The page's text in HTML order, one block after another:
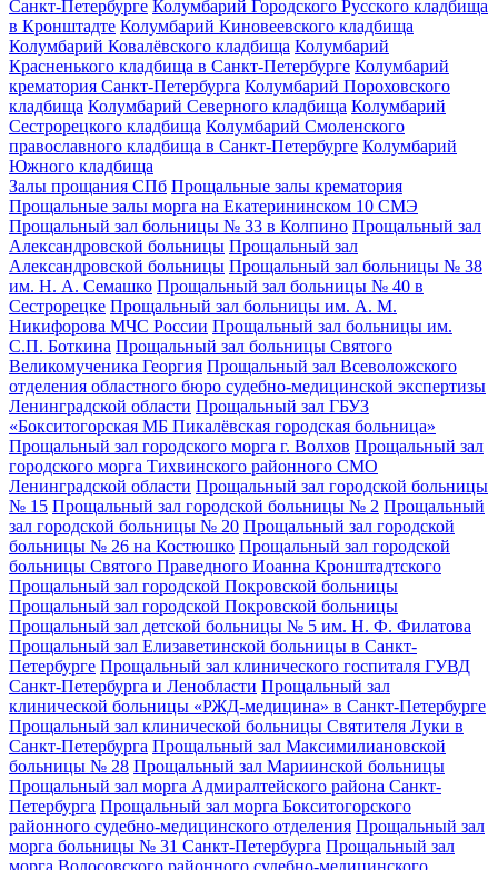
Санкт-Петербурге Колумбарий Городского Русского кладбища
в Кронштадте Колумбарий Киновеевского кладбища
Колумбарий Ковалёвского кладбища Колумбарий
Красненького кладбища в Санкт-Петербурге Колумбарий
крематория Cанкт-Петербурга Колумбарий Пороховского
кладбища Колумбарий Северного кладбища Колумбарий
Сестрорецкого кладбища Колумбарий Смоленского
православного кладбища в Санкт-Петербурге Колумбарий
Южного кладбища
Залы прощания СПб Прощальные залы крематория
Прощальные залы морга на Екатерининском 10 СМЭ
Прощальный зал больницы № 33 в Колпино Прощальный зал
Александровской больницы Прощальный зал
Александровской больницы Прощальный зал больницы № 38
им. Н. А. Семашко Прощальный зал больницы № 40 в
Сестрорецке Прощальный зал больницы им. А. М.
Никифорова МЧС России Прощальный зал больницы им.
С.П. Боткина Прощальный зал больницы Святого
Великомученика Георгия Прощальный зал Всеволожского
отделения областного бюро судебно-медицинской экспертизы
Ленинградской области Прощальный зал ГБУЗ
«Бокситогорская МБ Пикалёвская городская больница»
Прощальный зал городского морга г. Волхов Прощальный зал
городского морга Тихвинского районного СМО
Ленинградской области Прощальный зал городской больницы
№ 15 Прощальный зал городской больницы № 2 Прощальный
зал городской больницы № 20 Прощальный зал городской
больницы № 26 на Костюшко Прощальный зал городской
больницы Святого Праведного Иоанна Кронштадтского
Прощальный зал городской Покровской больницы
Прощальный зал городской Покровской больницы
Прощальный зал детской больницы № 5 им. Н. Ф. Филатова
Прощальный зал Елизаветинской больницы в Санкт-
Петербурге Прощальный зал клинического госпиталя ГУВД
Санкт-Петербурга и Ленобласти Прощальный зал
клинической больницы «РЖД-медицина» в Санкт-Петербурге
Прощальный зал клинической больницы Святителя Луки в
Санкт-Петербурга Прощальный зал Максимилиановской
больницы № 28 Прощальный зал Мариинской больницы
Прощальный зал морга Адмиралтейского района Санкт-
Петербурга Прощальный зал морга Бокситогорского
районного судебно-медицинского отделения Прощальный зал
морга больницы № 31 Санкт-Петербурга Прощальный зал
морга Волосовского районного судебно-медицинского